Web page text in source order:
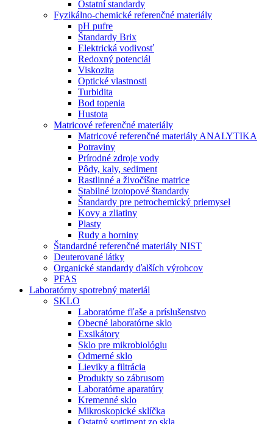
Ostatní standardy
Fyzikálno-chemické referenčné materiály
pH pufre
Štandardy Brix
Elektrická vodivosť
Redoxný potenciál
Viskozita
Optické vlastnosti
Turbidita
Bod topenia
Hustota
Matricové referenčné materiály
Matricové referenčné materiály ANALYTIKA
Potraviny
Prírodné zdroje vody
Pôdy, kaly, sediment
Rastlinné a živočíšne matrice
Stabilné izotopové štandardy
Štandardy pre petrochemický priemysel
Kovy a zliatiny
Plasty
Rudy a horniny
Štandardné referenčné materiály NIST
Deuterované látky
Organické standardy ďalších výrobcov
PFAS
Laboratórny spotrebný materiál
SKLO
Laboratórne fľaše a príslušenstvo
Obecné laboratórne sklo
Exsikátory
Sklo pre mikrobiológiu
Odmerné sklo
Lieviky a filtrácia
Produkty so zábrusom
Laboratórne aparatúry
Kremenné sklo
Mikroskopické sklíčka
Ostatný sortiment zo skla